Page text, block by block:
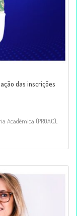
das inscrições
Acadêmica (PROAC),